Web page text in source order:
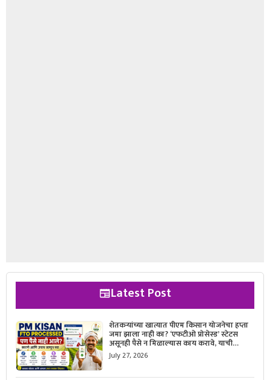
Latest Post
शेतकऱ्यांच्या खात्यात पीएम किसान योजनेचा हप्ता
जमा झाला नाही का? ‘एफटीओ प्रोसेस्ड’ स्टेटस
असूनही पैसे न मिळाल्यास काय करावे, याची
सविस्तर माहिती जाणून घ्या.
July 27, 2026